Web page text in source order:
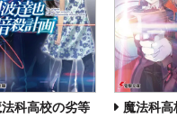
法科高校の劣等
魔法科高